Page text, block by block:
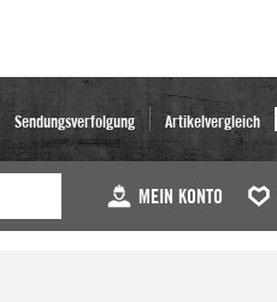
Sendungsverfolgung Artikelvergleich
MEIN KONTO